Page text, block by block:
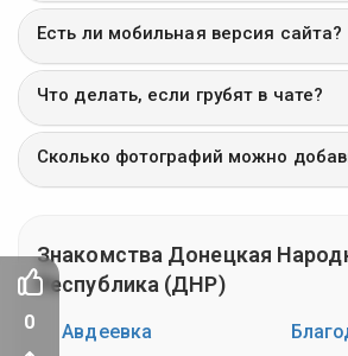
Есть ли мобильная версия сайта?
Что делать, если грубят в чате?
Сколько фотографий можно
Знакомства Донецкая
Республика (ДНР)
Авдеевка
0